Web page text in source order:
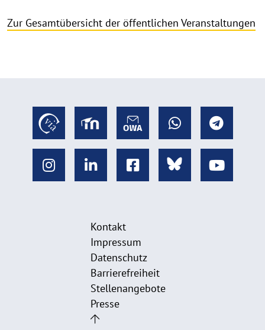
Zur Gesamtübersicht der öffentlichen Veranstaltungen
Kontakt
Impressum
Datenschutz
Barrierefreiheit
Stellenangebote
Presse